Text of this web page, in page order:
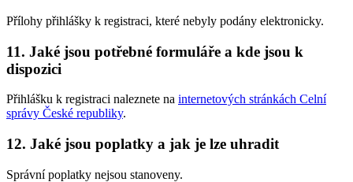
Přílohy přihlášky k registraci, které nebyly podány elektronicky.
11. Jaké jsou potřebné formuláře a kde jsou k
dispozici
Přihlášku k registraci naleznete na internetových stránkách Celní
správy České republiky.
12. Jaké jsou poplatky a jak je lze uhradit
Správní poplatky nejsou stanoveny.